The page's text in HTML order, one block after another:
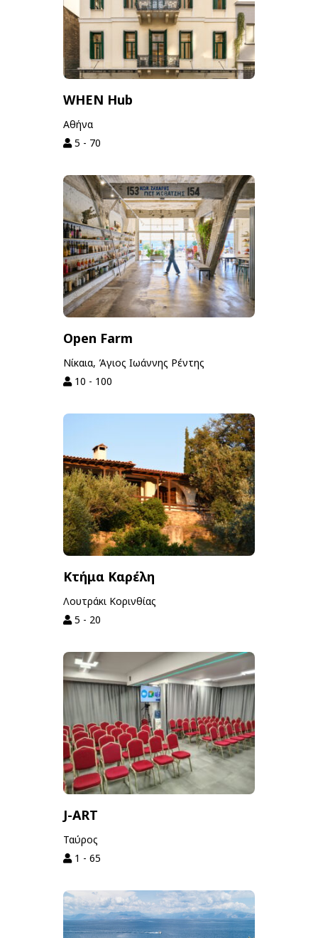
WHEN Hub
Αθήνα
5 - 70
Open Farm
Νίκαια, Άγιος Ιωάννης Ρέντης
10 - 100
Κτήμα Καρέλη
Λουτράκι Κορινθίας
5 - 20
J-ART
Ταύρος
1 - 65